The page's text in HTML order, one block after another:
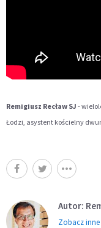
Remigiusz Recław SJ -
Łodzi, asystent kościelny
Autor:
Zobacz